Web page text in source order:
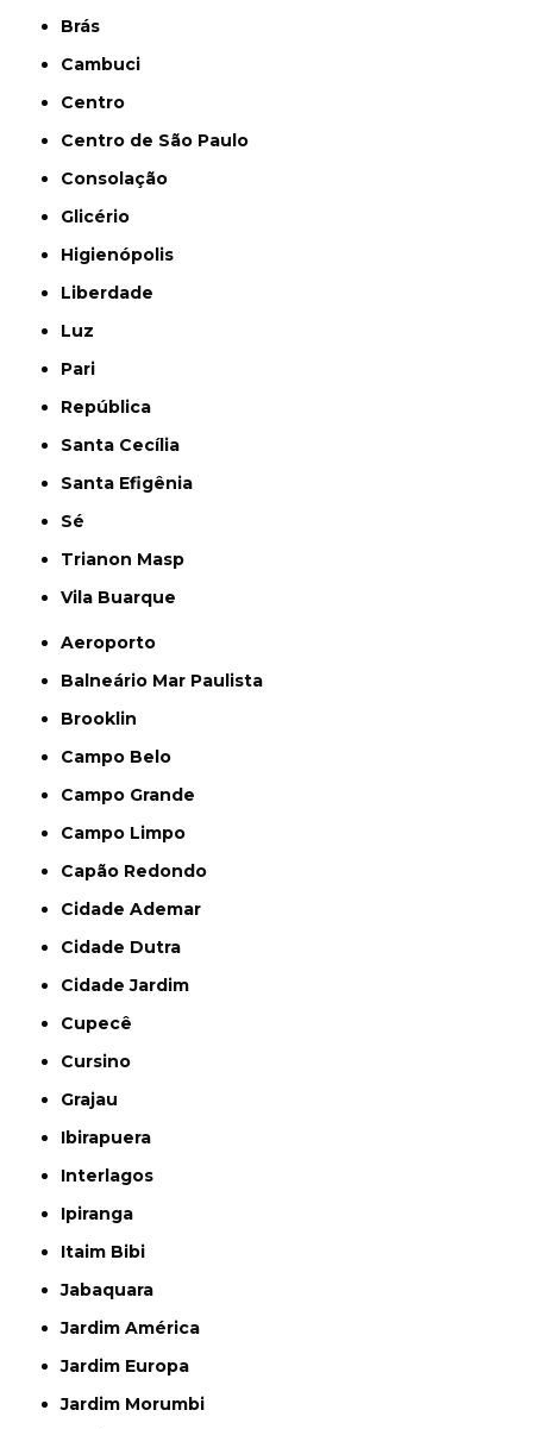
Brás
Cambuci
Centro
Centro de São Paulo
Consolação
Glicério
Higienópolis
Liberdade
Luz
Pari
República
Santa Cecília
Santa Efigênia
Sé
Trianon Masp
Vila Buarque
Aeroporto
Balneário Mar Paulista
Brooklin
Campo Belo
Campo Grande
Campo Limpo
Capão Redondo
Cidade Ademar
Cidade Dutra
Cidade Jardim
Cupecê
Cursino
Grajau
Ibirapuera
Interlagos
Ipiranga
Itaim Bibi
Jabaquara
Jardim América
Jardim Europa
Jardim Morumbi